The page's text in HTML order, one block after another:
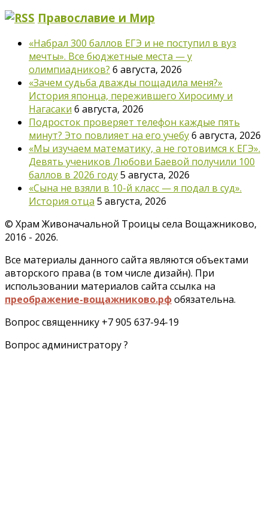
Православие и Мир
«Набрал 300 баллов ЕГЭ и не поступил в вуз
мечты». Все бюджетные места — у
олимпиадников? 6 августа, 2026
«Зачем судьба дважды пощадила меня?»
История японца, пережившего Хиросиму и
Нагасаки 6 августа, 2026
Подросток проверяет телефон каждые пять
минут? Это повлияет на его учебу6 августа, 2026
«Мы изучаем математику, а не готовимся к ЕГЭ».
Девять учеников Любови Баевой получили 100
баллов в 2026 году5 августа, 2026
«Сына не взяли в 10-й класс — я подал в суд».
История отца 5 августа, 2026
© Храм Живоначальной Троицы села Вощажниково,
2016 - 2026.
Все материалы данного сайта являются объектами
авторского права (в том числе дизайн). При
использовании материалов сайта ссылка на
преображение-вощажниково.рфобязательна.
Вопрос священнику +7 905 637-94-19
Вопрос администратору ?